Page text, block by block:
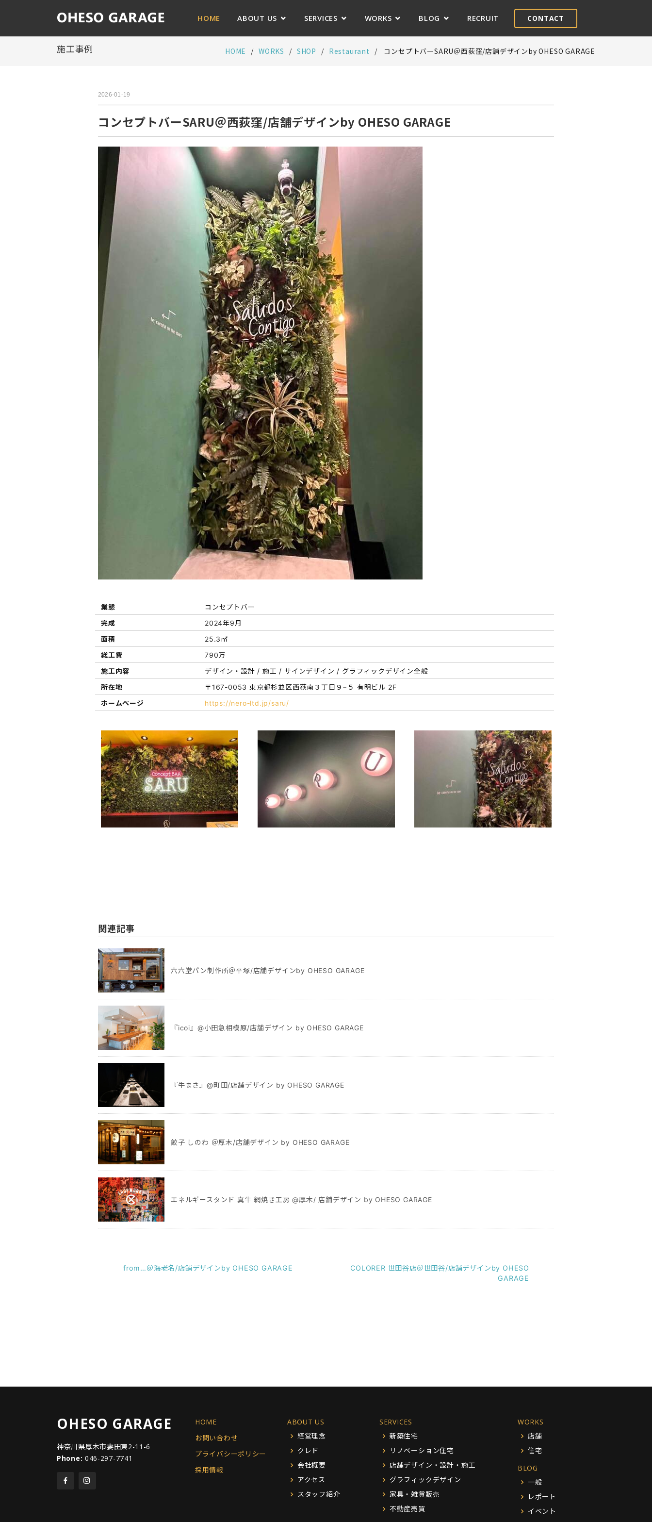
HOME ABOUT US SERVICES WORKS BLOG RECRUIT CONTACT
施工事例 HOME WORKS SHOP Restaurant コンセプトバーSARU＠西荻窪/店舗デザインby OHESO GARAGE
2026-01-19
コンセプトバーSARU＠西荻窪/店舗デザインby OHESO GARAGE
業態
コンセプトバー
完成
2024年9月
面積
25.3㎡
総工費
790万
施工内容
デザイン・設計 / 施工 / サインデザイン / グラフィックデザイン全般
所在地
〒167-0053 東京都杉並区西荻南３丁目９−５ 有明ビル 2F
ホームページ
https://nero-ltd.jp/saru/
関連記事
六六堂パン制作所＠平塚/店舗デザインby OHESO GARAGE
『icoi』@小田急相模原/店舗デザイン by OHESO GARAGE
『牛まさ』@町田/店舗デザイン by OHESO GARAGE
餃子 しのわ ＠厚木/店舗デザイン by OHESO GARAGE
エネルギースタンド 真牛 網焼き工房 @厚木/ 店舗デザイン by OHESO GARAGE
from…＠海老名/店舗デザインby OHESO GARAGE
COLORER 世田谷店＠世田谷/店舗デザインby OHESO
GARAGE
OHESO GARAGE
神奈川県厚木市妻田東2-11-6
Phone: 046-297-7741
HOME
お問い合わせ
プライバシーポリシー
採用情報
ABOUT US
経営理念
クレド
会社概要
アクセス
スタッフ紹介
SERVICES
新築住宅
リノベーション住宅
店舗デザイン・設計・施工
グラフィックデザイン
家具・雑貨販売
不動産売買
WORKS
店舗
住宅
BLOG
一般
レポート
イベント